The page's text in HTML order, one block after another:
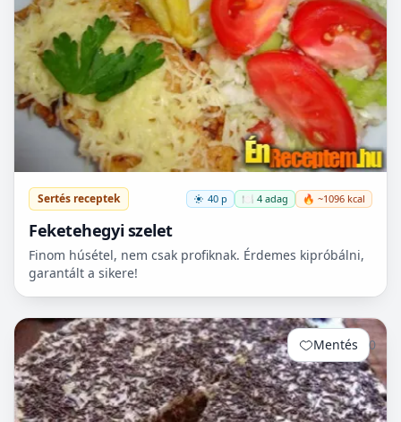
Sertés receptek 40 p 🍽️ 4 adag 🔥 ~1096 kcal
Feketehegyi szelet
Finom húsétel, nem csak profiknak. Érdemes kipróbálni,
garantált a sikere!
Mentés 0